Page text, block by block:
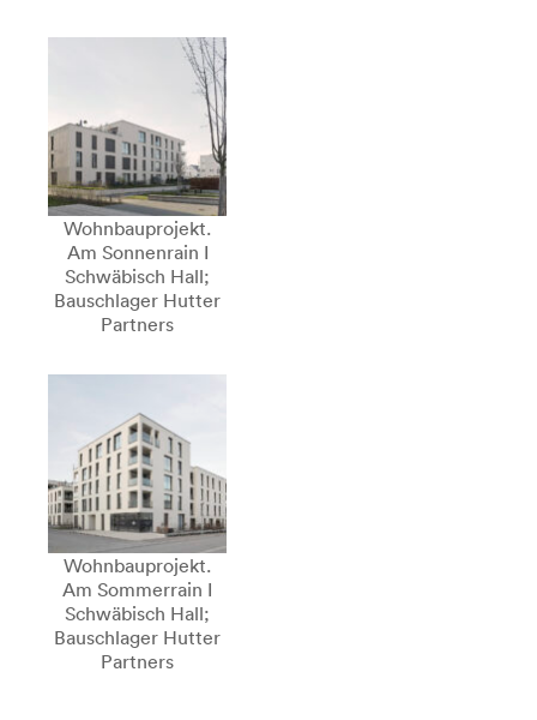
Wohnbauprojekt.
Am Sonnenrain I
Schwäbisch Hall;
Bauschlager Hutter
Partners
Wohnbauprojekt.
Am Sommerrain I
Schwäbisch Hall;
Bauschlager Hutter
Partners